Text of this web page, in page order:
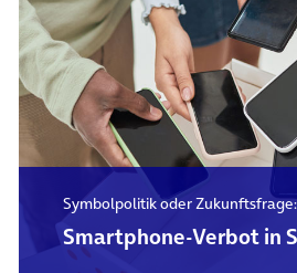
Symbolpolitik oder Zukunftsfrage:
Smartphone-Verbot in